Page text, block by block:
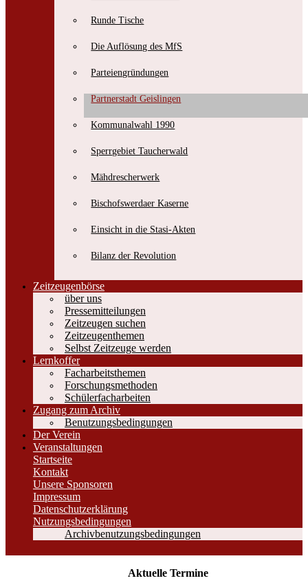
Runde Tische
Die Auflösung des MfS
Parteiengründungen
Partnerstadt Geislingen
Kommunalwahl 1990
Sperrgebiet Taucherwald
Mähdrescherwerk
Bischofswerdaer Kaserne
Einsicht in die Stasi-Akten
Bilanz der Revolution
Zeitzeugenbörse
über uns
Pressemitteilungen
Zeitzeugen suchen
Zeitzeugenthemen
Selbst Zeitzeuge werden
Lernkoffer
Facharbeitsthemen
Forschungsmethoden
Schülerfacharbeiten
Zugang zum Archiv
Benutzungsbedingungen
Der Verein
Veranstaltungen
Startseite
Kontakt
Unsere Sponsoren
Impressum
Datenschutzerklärung
Nutzungsbedingungen
Archivbenutzungsbedingungen
Aktuelle Termine